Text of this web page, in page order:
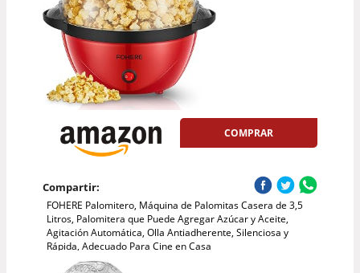
COMPRAR
Compartir:
FOHERE Palomitero, Máquina de Palomitas Casera de 3,5
Litros, Palomitera que Puede Agregar Azúcar y Aceite,
Agitación Automática, Olla Antiadherente, Silenciosa y
Rápida, Adecuado Para Cine en Casa